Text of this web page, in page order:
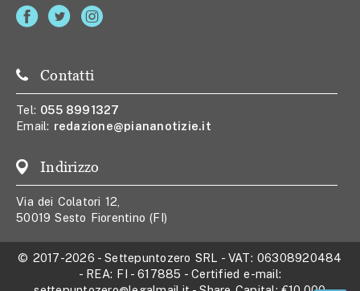
Contatti
Tel: 055 8991327
Email: redazione@piananotizie.it
Indirizzo
Via dei Colatori 12,
50019 Sesto Fiorentino (FI)
© 2017-2026 -Settepuntozero SRL - VAT: 06308920484
- REA: FI - 617885 - Certified e-mail: